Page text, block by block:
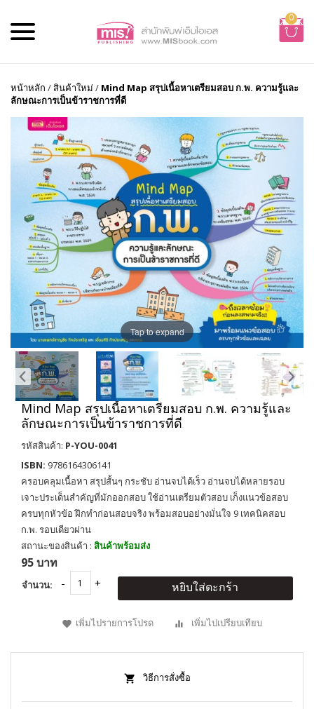
0
หน้าหลัก /สินค้าใหม่ / Mind Map สรุปเนื้อหาเตรียมสอบ ก.พ. ความรู้และ
ลักษณะการเป็นข้าราชการที่ดี
Tap to expand
Mind Map สรุปเนื้อหาเตรียมสอบ ก.พ. ความรู้และ
ลักษณะการเป็นข้าราชการที่ดี
รหัสสินค้า: P-YOU-0041
ISBN: 9786164306141
ครอบคลุมเนื้อหา สรุปสั้นๆ กระชับ อ่านจบได้เร็ว อ่านจบได้หลายรอบ
เจาะประเด็นสำคัญที่มักออกสอบ ใช้อ่านเตรียมตัวสอบ เก็งแนวข้อสอบ
ครบทุกหัวข้อ ฝึกทำก่อนสอบจริง พร้อมสอบอย่างมั่นใจ 9 เทคนิคสอบ
ก.พ. รอบเดียวผ่าน
สถานะของสินค้า : สินค้าพร้อมส่ง
95 บาท
จำนวน: หยิบใส่ตะกร้า
เพิ่มไปรายการโปรด เพิ่มไปเปรียบเทียบ
วิธีการสั่งซื้อ